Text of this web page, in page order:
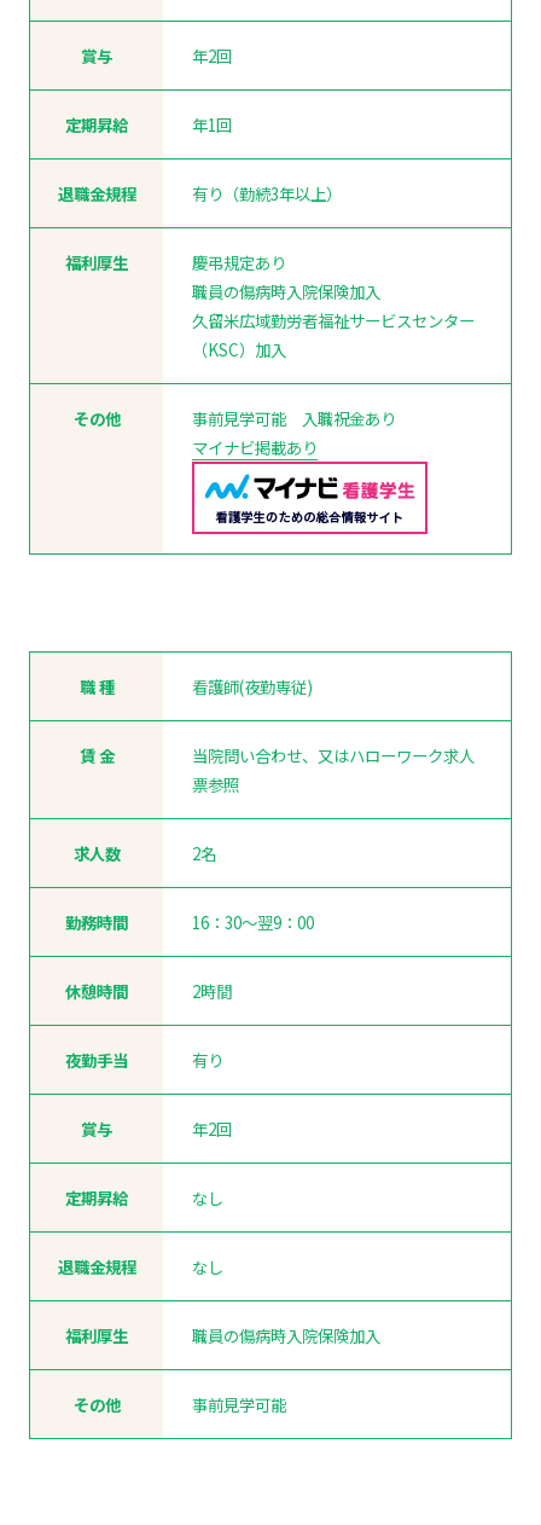
賞与 年2回
定期昇給 年1回
退職金規程 有り（勤続3年以上）
福利厚生
慶弔規定あり
職員の傷病時入院保険加入
久留米広域勤労者福祉サービスセンター
（KSC）加入
その他
事前見学可能 入職祝金あり
マイナビ掲載あり
職 種 看護師(夜勤専従)
賃 金
当院問い合わせ、又はハローワーク求人
票参照
求人数 2名
勤務時間 16：30～翌9：00
休憩時間 2時間
夜勤手当 有り
賞与 年2回
定期昇給 なし
退職金規程 なし
福利厚生 職員の傷病時入院保険加入
その他 事前見学可能